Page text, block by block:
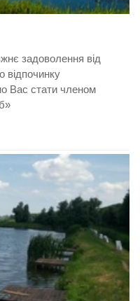
задоволення від
відпочинку
Вас стати членом